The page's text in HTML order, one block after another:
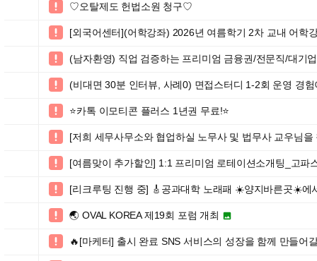
 ♡오탈제도 헌법소원 청구♡
 [외국어센터](어학강좌) 2026년 여름학기 2차 교내 어학
 (남자환영) 직업 검증하는 프리미엄 금융권/전문직/대기
 (비대면 30분 인터뷰, 사례0) 면접스터디 1-2회 운영 경
 ⭐️카톡 이모티콘 플러스 1년권 무료!⭐️
 [저희 세무사무소와 협업하실 노무사 및 법무사 교우님을
 [여름맞이 추가할인] 1:1 프리미엄 로테이션소개팅_고파
 [리크루팅 진행 중] 🎸공과대학 노래패 ☀️양지바른곳☀️에
 🌏 OVAL KOREA 제19회 포럼 개최 
 🔥[마케터] 출시 완료 SNS 서비스의 성장을 함께 만들어